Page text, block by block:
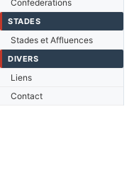
Confederations
STADES
Stades et Affluences
DIVERS
Liens
Contact